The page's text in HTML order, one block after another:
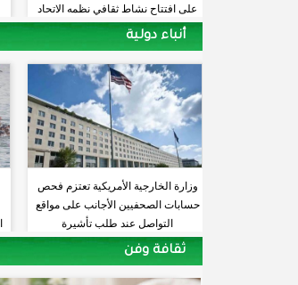
على افتتاح نشاط ثقافي نظمه الاتحاد
الموريتاني للأدب الشعبي
أنباء دولية
وزارة الخارجية الأمريكية تعتزم فحص
حسابات الصحفيين الأجانب على مواقع
التواصل عند طلب تأشيرة
ثقافة وفن